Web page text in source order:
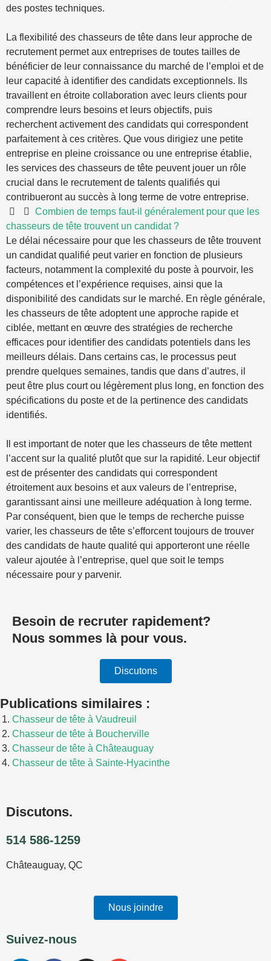
des postes techniques.
La flexibilité des chasseurs de tête dans leur approche de
recrutement permet aux entreprises de toutes tailles de
bénéficier de leur connaissance du marché de l’emploi et de
leur capacité à identifier des candidats exceptionnels. Ils
travaillent en étroite collaboration avec leurs clients pour
comprendre leurs besoins et leurs objectifs, puis
recherchent activement des candidats qui correspondent
parfaitement à ces critères. Que vous dirigiez une petite
entreprise en pleine croissance ou une entreprise établie,
les services des chasseurs de tête peuvent jouer un rôle
crucial dans le recrutement de talents qualifiés qui
contribueront au succès à long terme de votre entreprise.
Combien de temps faut-il généralement pour que les
chasseurs de tête trouvent un candidat ?
Le délai nécessaire pour que les chasseurs de tête trouvent
un candidat qualifié peut varier en fonction de plusieurs
facteurs, notamment la complexité du poste à pourvoir, les
compétences et l’expérience requises, ainsi que la
disponibilité des candidats sur le marché. En règle générale,
les chasseurs de tête adoptent une approche rapide et
ciblée, mettant en œuvre des stratégies de recherche
efficaces pour identifier des candidats potentiels dans les
meilleurs délais. Dans certains cas, le processus peut
prendre quelques semaines, tandis que dans d’autres, il
peut être plus court ou légèrement plus long, en fonction des
spécifications du poste et de la pertinence des candidats
identifiés.
Il est important de noter que les chasseurs de tête mettent
l’accent sur la qualité plutôt que sur la rapidité. Leur objectif
est de présenter des candidats qui correspondent
étroitement aux besoins et aux valeurs de l’entreprise,
garantissant ainsi une meilleure adéquation à long terme.
Par conséquent, bien que le temps de recherche puisse
varier, les chasseurs de tête s’efforcent toujours de trouver
des candidats de haute qualité qui apporteront une réelle
valeur ajoutée à l’entreprise, quel que soit le temps
nécessaire pour y parvenir.
Besoin de recruter rapidement?
Nous sommes là pour vous.
Discutons
Publications similaires :
Chasseur de tête à Vaudreuil
Chasseur de tête à Boucherville
Chasseur de tête à Châteauguay
Chasseur de tête à Sainte-Hyacinthe
Discutons.
514 586-1259
Châteauguay, QC
Nous joindre
Suivez-nous